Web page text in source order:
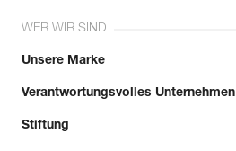
WER WIR SIND
Unsere Marke
Verantwortungsvolles Unternehmen
Stiftung